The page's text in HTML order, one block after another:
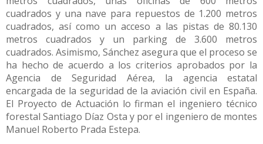
cuadrados y una nave para repuestos de 1.200 metros
cuadrados, así como un acceso a las pistas de 80.130
metros cuadrados y un parking de 3.600 metros
cuadrados. Asimismo, Sánchez asegura que el proceso se
ha hecho de acuerdo a los criterios aprobados por la
Agencia de Seguridad Aérea, la agencia estatal
encargada de la seguridad de la aviación civil en España.
El Proyecto de Actuación lo firman el ingeniero técnico
forestal Santiago Díaz Osta y por el ingeniero de montes
Manuel Roberto Prada Estepa.